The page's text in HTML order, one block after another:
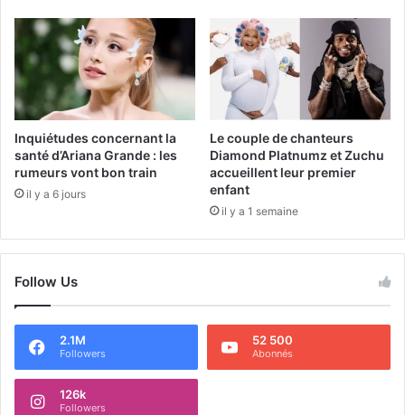
Inquiétudes concernant la
santé d’Ariana Grande : les
rumeurs vont bon train
il y a 6 jours
Le couple de chanteurs
Diamond Platnumz et Zuchu
accueillent leur premier
enfant
il y a 1 semaine
Follow Us
2.1M
Followers
52 500
Abonnés
126k
Followers